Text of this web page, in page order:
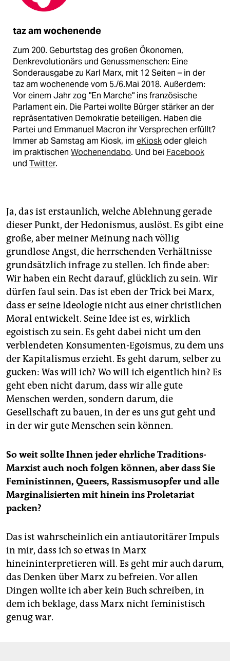
taz am wochenende
Zum 200. Geburtstag des großen Ökonomen,
Denkrevolutionärs und Genussmenschen: Eine
Sonderausgabe zu Karl Marx, mit 12 Seiten – in der
taz am wochenende vom 5./6.Mai 2018. Außerdem:
Vor einem Jahr zog "En Marche" ins französische
Parlament ein. Die Partei wollte Bürger stärker an der
repräsentativen Demokratie beteiligen. Haben die
Partei und Emmanuel Macron ihr Versprechen erfüllt?
Immer ab Samstag am Kiosk, im eKioskoder gleich
im praktischen Wochenendabo. Und bei Facebook
und Twitter.
Ja, das ist erstaunlich, welche Ablehnung gerade
dieser Punkt, der Hedonismus, auslöst. Es gibt eine
große, aber meiner Meinung nach völlig
grundlose Angst, die herrschenden Verhältnisse
grundsätzlich infrage zu stellen. Ich finde aber:
Wir haben ein Recht darauf, glücklich zu sein. Wir
dürfen faul sein. Das ist eben der Trick bei Marx,
dass er seine Ideologie nicht aus einer christlichen
Moral entwickelt. Seine Idee ist es, wirklich
egoistisch zu sein. Es geht dabei nicht um den
verblendeten Konsumenten-Egoismus, zu dem uns
der Kapitalismus erzieht. Es geht darum, selber zu
gucken: Was will ich? Wo will ich eigentlich hin? Es
geht eben nicht darum, dass wir alle gute
Menschen werden, sondern darum, die
Gesellschaft zu bauen, in der es uns gut geht und
in der wir gute Menschen sein können.
So weit sollte Ihnen jeder ehrliche Traditions-
Marxist auch noch folgen können, aber dass Sie
Feministinnen, Queers, Rassismusopfer und alle
Marginalisierten mit hinein ins Proletariat
packen?
Das ist wahrscheinlich ein antiautoritärer Impuls
in mir, dass ich so etwas in Marx
hineininterpretieren will. Es geht mir auch darum,
das Denken über Marx zu befreien. Vor allen
Dingen wollte ich aber kein Buch schreiben, in
dem ich beklage, dass Marx nicht feministisch
genug war.